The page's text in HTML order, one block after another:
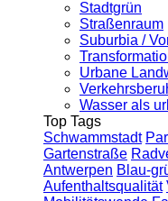
Stadtgrün
Straßenraum
Suburbia /
Urbane
Wasser als
Top Tags
Schwammstadt
Gartenstraße
Antwerpen Blau-
Aufenthaltsqualität